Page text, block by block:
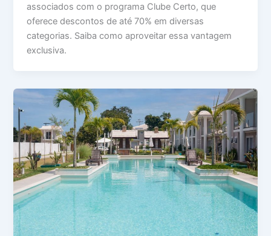
associados com o programa Clube Certo, que
oferece descontos de até 70% em diversas
categorias. Saiba como aproveitar essa vantagem
exclusiva.